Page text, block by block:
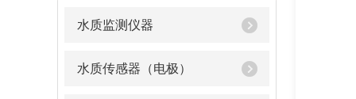
水质监测仪器
水质传感器（电极）